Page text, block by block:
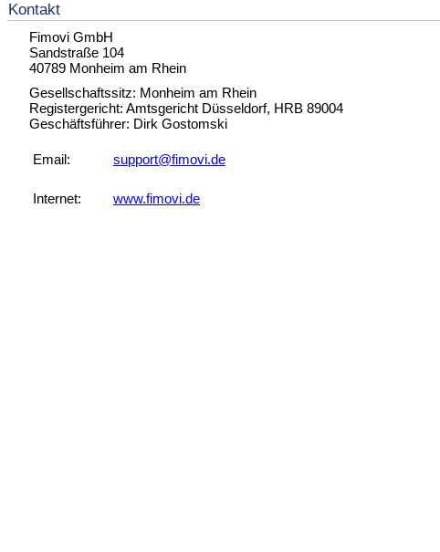
Kontakt
Fimovi GmbH
Sandstraße 104
40789 Monheim am Rhein
Gesellschaftssitz: Monheim am Rhein
Registergericht: Amtsgericht Düsseldorf, HRB 89004
Geschäftsführer: Dirk Gostomski
Email: support@fimovi.de
Internet: www.fimovi.de